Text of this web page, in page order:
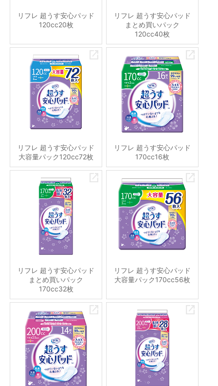
リフレ 超うす安心パッド
120cc20枚
リフレ 超うす安心パッド
まとめ買いパック
120cc40枚
リフレ 超うす安心パッド
大容量パック120cc72枚
リフレ 超うす安心パッド
170cc16枚
リフレ 超うす安心パッド
まとめ買いパック
170cc32枚
リフレ 超うす安心パッド
大容量パック170cc56枚